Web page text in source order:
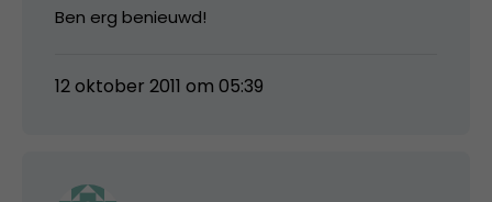
Ben erg benieuwd!
12 oktober 2011 om 05:39